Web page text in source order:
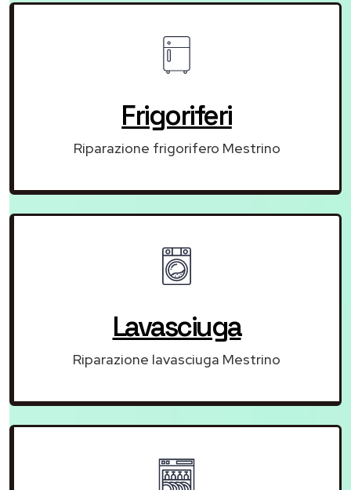
Frigoriferi
Riparazione frigorifero Mestrino
Lavasciuga
Riparazione lavasciuga Mestrino